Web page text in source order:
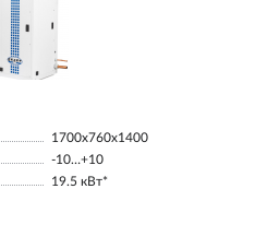
1700х760х1400
-10…+10
19.5 кВт*